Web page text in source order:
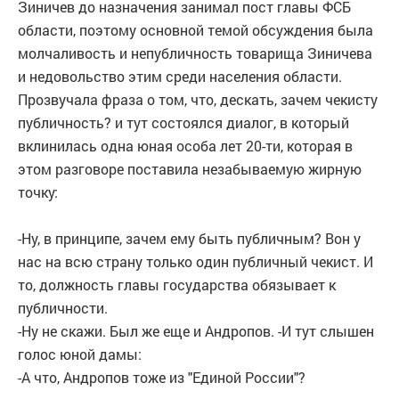
Зиничев до назначения занимал пост главы ФСБ
области, поэтому основной темой обсуждения была
молчаливость и непубличность товарища Зиничева
и недовольство этим среди населения области.
Прозвучала фраза о том, что, дескать, зачем чекисту
публичность? и тут состоялся диалог, в который
вклинилась одна юная особа лет 20-ти, которая в
этом разговоре поставила незабываемую жирную
точку:
-Ну, в принципе, зачем ему быть публичным? Вон у
нас на всю страну только один публичный чекист. И
то, должность главы государства обязывает к
публичности.
-Ну не скажи. Был же еще и Андропов. -И тут слышен
голос юной дамы:
-А что, Андропов тоже из "Единой России"?